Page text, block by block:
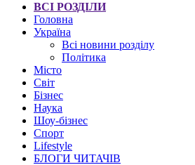
ВСІ РОЗДІЛИ
Головна
Україна
Всі новини розділу
Політика
Місто
Світ
Бізнес
Наука
Шоу-бізнес
Спорт
Lifestyle
БЛОГИ ЧИТАЧІВ